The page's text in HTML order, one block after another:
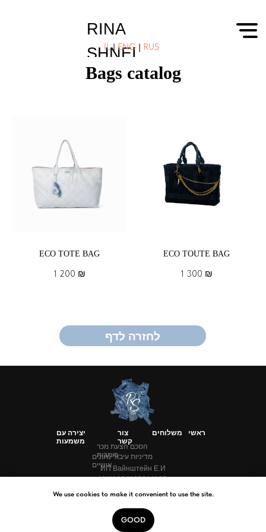
RINA
SHNEI
ENG | RUS
We use cookies to make it convenient to use the site.
GOOD
Bags catalog
ECO TOTE BAG
1 200 ₪
ECO TOUTE BAG
1 300 ₪
לחזרה לדף
ראשי משלוחים
צור
קשר
יצירה עם
משמעות
מדיניות עיבוד נתונים
אישיים
הסכם הצעת מכר
פומבית
ИП Вайнштейн Е.И
ИНН 184100644183
ОГРНИП 320183200013790
Made on Tilda